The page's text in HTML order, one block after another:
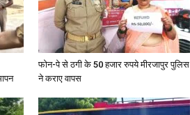
फोन-पे से ठगी के 50 हजार रुपये मीरजापुर पुलिस
ने कराए वापस